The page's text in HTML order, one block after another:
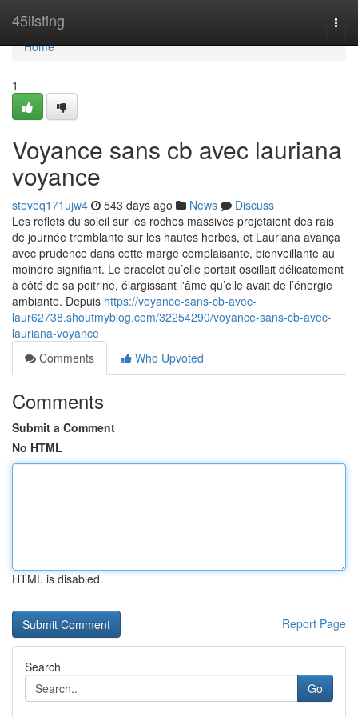
45listing
Home
Home
1
Voyance sans cb avec lauriana
voyance
steveq171ujw4 543 days ago News
Discuss
Les reflets du soleil sur les roches massives projetaient des rais
de journée tremblante sur les hautes herbes, et Lauriana avança
avec prudence dans cette marge complaisante, bienveillante au
moindre signifiant. Le bracelet qu’elle portait oscillait délicatement
à côté de sa poitrine, élargissant l'âme qu’elle avait de l’énergie
ambiante. Depuis https://voyance-sans-cb-avec-
laur62738.shoutmyblog.com/32254290/voyance-sans-cb-avec-
lauriana-voyance
Comments
Who Upvoted
Comments
Submit a Comment
No HTML
HTML is disabled
Report Page
Search
Go